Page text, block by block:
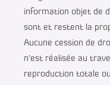
information objet de
sont et restent la
Aucune cession de
n’est réalisée au
reproduction totale